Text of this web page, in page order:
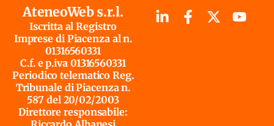
AteneoWeb s.r.l.
Iscritta al Registro
Imprese di Piacenza al n.
01316560331
C.f. e p.iva 01316560331
Periodico telematico Reg.
Tribunale di Piacenza n.
587 del 20/02/2003
Direttore responsabile: